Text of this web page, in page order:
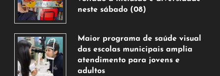
neste sábado (08)
de
agosto
de
2026
Maior programa de saúde visual
das escolas municipais amplia
atendimento para jovens e
adultos